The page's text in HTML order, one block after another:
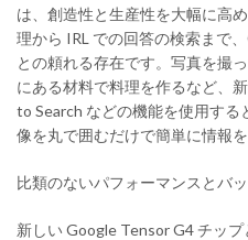
は、創造性と生産性を大幅に高
理から IRL での回答の検索まで
との頼れる存在です。写真を撮
にある材料で料理を作るなど、
to Search などの機能を使用す
像を丸で囲むだけで簡単に情報
比類のないパフォーマンスとバ
新しい Google Tensor G4 チッ